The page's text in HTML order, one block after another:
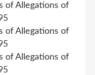
of Allegations of
of Allegations of
of Allegations of